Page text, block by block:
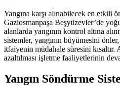
Yangına karşı alınabilecek en etkili
Gaziosmanpaşa Beşyüzevler’de
alanlarda yangının kontrol altına
sistemler, yangının büyümesini
itfaiyenin müdahale süresini kısaltır.
azaltılması işletme faaliyetlerinin
Yangın Söndürme